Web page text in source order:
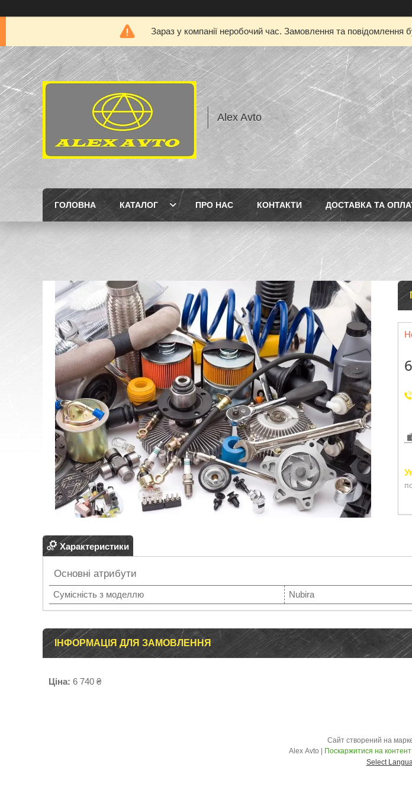
Зараз у компанії неробочий час. Замовлення та повідомлення
Alex Avto
ГОЛОВНА КАТАЛОГ ПРО НАС КОНТАКТИ ДОСТАВКА ТА
Характеристики
Основні атрибути
Сумісність з моделлю Nubira
ІНФОРМАЦІЯ ДЛЯ ЗАМОВЛЕННЯ
Ціна: 6 740 ₴
Сайт створений на
Поскаржитися на контент
Select